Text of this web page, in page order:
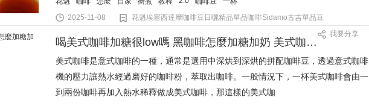
2025-11-08
花魁埃塞西達摩咖啡豆日曬精品單品咖啡Sidamo古吉單品豆
我要分享
喝美式咖啡加糖很low嗎 黑咖啡怎麼加糖加奶 美式咖啡豆特點故事
美式咖啡是意式咖啡的一種，通常是選用中深烘到深烘的拼配咖啡豆，透過意式咖啡
機的壓力讓熱水經過磨好的咖啡粉，萃取出咖啡。一般情況下，一杯美式咖啡會由一
到兩份咖啡再加入熱水稀釋做成美式咖啡，那這樣的美式咖